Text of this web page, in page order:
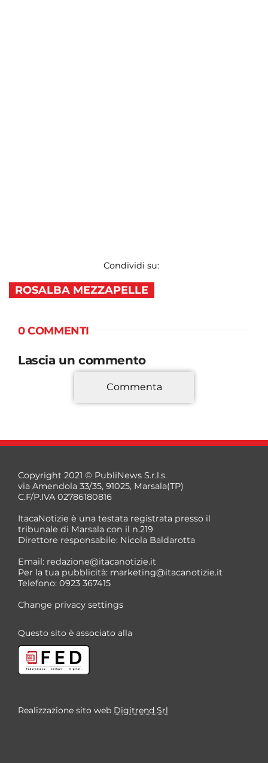
Condividi su:
ROSALBA MEZZAPELLE
0 COMMENTI
Lascia un commento
*
*
Commenta
Copyright 2021 © PubliNews S.r.l.s.
via Amendola 33/35, 91025, Marsala(TP)
C.F/P.IVA 02786180816
ItacaNotizie è una testata registrata presso il
tribunale di Marsala con il n.219
Direttore responsabile: Nicola Baldarotta
Email: redazione@itacanotizie.it
Per la tua pubblicità: marketing@itacanotizie.it
Telefono: 0923 367415
Change privacy settings
Questo sito è associato alla
Realizzazione sito web Digitrend Srl